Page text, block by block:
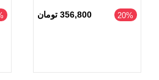
‎20% 356,800 تومان